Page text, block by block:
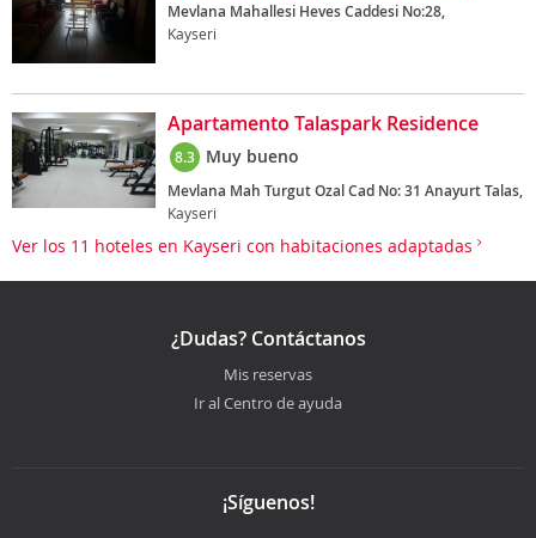
Mevlana Mahallesi Heves Caddesi No:28,
Kayseri
Apartamento Talaspark Residence
8.3 Muy bueno
Mevlana Mah Turgut Ozal Cad No: 31 Anayurt Talas,
Kayseri
Ver los 11 hoteles en Kayseri con habitaciones adaptadas
¿Dudas? Contáctanos
Mis reservas
Ir al Centro de ayuda
¡Síguenos!